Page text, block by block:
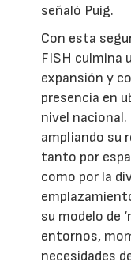
señaló Puig.
Con esta
FISH culmina
expansión y
presencia en
nivel nacional.
ampliando su
tanto por
como por la
su modelo de
entornos,
necesidades